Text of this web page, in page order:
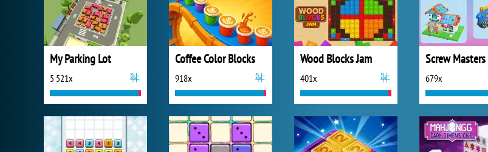
My Parking Lot
5 521x
Coffee Color Blocks
918x
Wood Blocks Jam
401x 679x